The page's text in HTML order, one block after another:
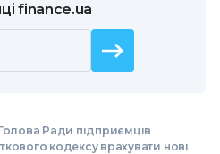
finance.ua
Ради підприємців
кодексу врахувати нові